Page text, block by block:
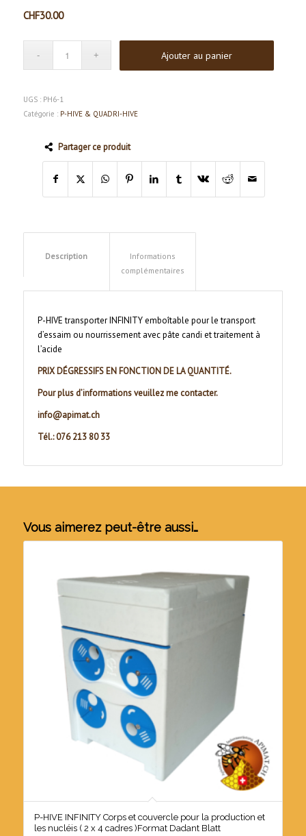
CHF30.00
Ajouter au panier
UGS : PH6-1
Catégorie : P-HIVE & QUADRI-HIVE
Partager ce produit
Description
Informations
complémentaires
P-HIVE transporter INFINITY emboîtable pour le transport
d’essaim ou nourrissement avec pâte candi et traitement à
l’acide
PRIX DÉGRESSIFS EN FONCTION DE LA QUANTITÉ.
Pour plus d’informations veuillez me contacter.
info@apimat.ch
Tél.: 076 213 80 33
Vous aimerez peut-être aussi…
P-HIVE INFINITY Corps et couvercle pour la production et
les nucléis ( 2 x 4 cadres )Format Dadant Blatt